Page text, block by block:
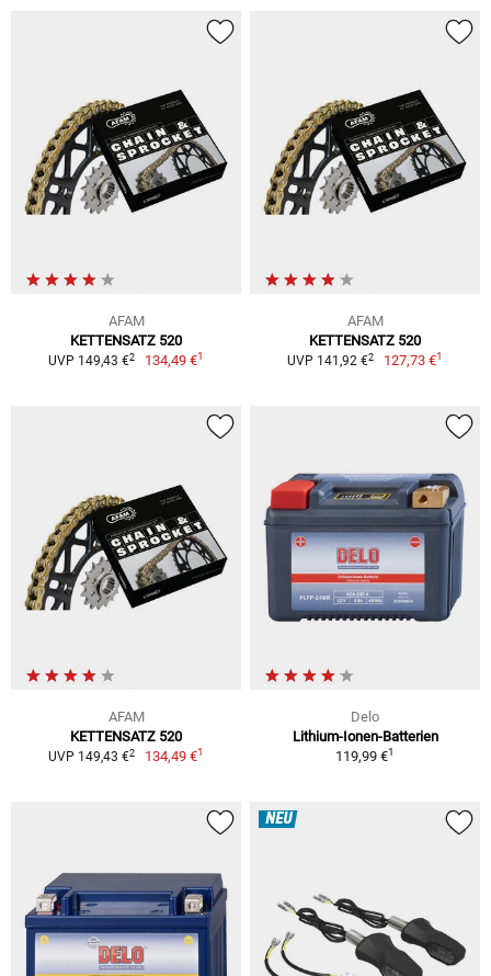
AFAM
KETTENSATZ 520
UVP 149,43 €2 134,49 €1
AFAM
KETTENSATZ 520
UVP 141,92 €2 127,73 €1
AFAM
KETTENSATZ 520
UVP 149,43 €2 134,49 €1
Delo
Lithium-Ionen-Batterien
119,99 €1
NEU